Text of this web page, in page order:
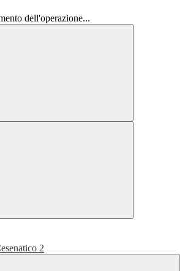
dell'operazione...